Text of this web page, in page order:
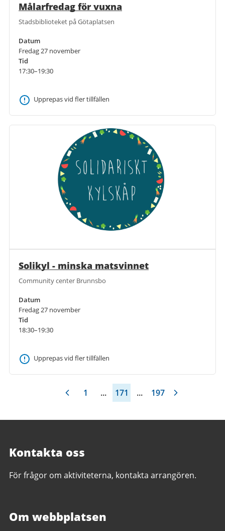
Målarfredag för vuxna
Stadsbiblioteket på Götaplatsen
Datum
Fredag 27 november
Tid
17:30–19:30
Upprepas vid fler tillfällen
Solikyl - minska matsvinnet
Community center Brunnsbo
Datum
Fredag 27 november
Tid
18:30–19:30
Upprepas vid fler tillfällen
1 ... 171 ... 197
Kontakta oss
För frågor om aktiviteterna, kontakta arrangören.
Om webbplatsen